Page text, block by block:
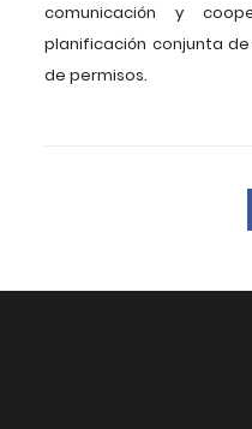
comunicación y
planificación conjunta
de permisos.